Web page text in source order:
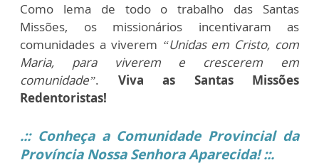
Como lema de todo o trabalho das Santas
Missões, os missionários incentivaram as
comunidades a viverem “Unidas em Cristo, com
Maria, para viverem e crescerem em
comunidade”. Viva as Santas Missões
Redentoristas!
.:: Conheça a Comunidade Provincial da
Província Nossa Senhora Aparecida! ::.